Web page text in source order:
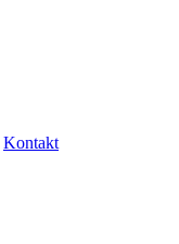
Kontakt